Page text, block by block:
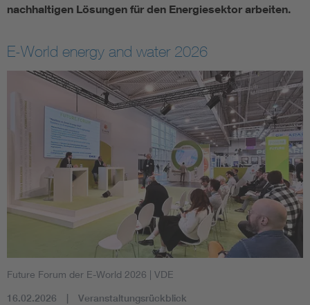
nachhaltigen Lösungen für den Energiesektor arbeiten.
E-World energy and water 2026
Future Forum der E-World 2026 | VDE
16.02.2026 Veranstaltungsrückblick